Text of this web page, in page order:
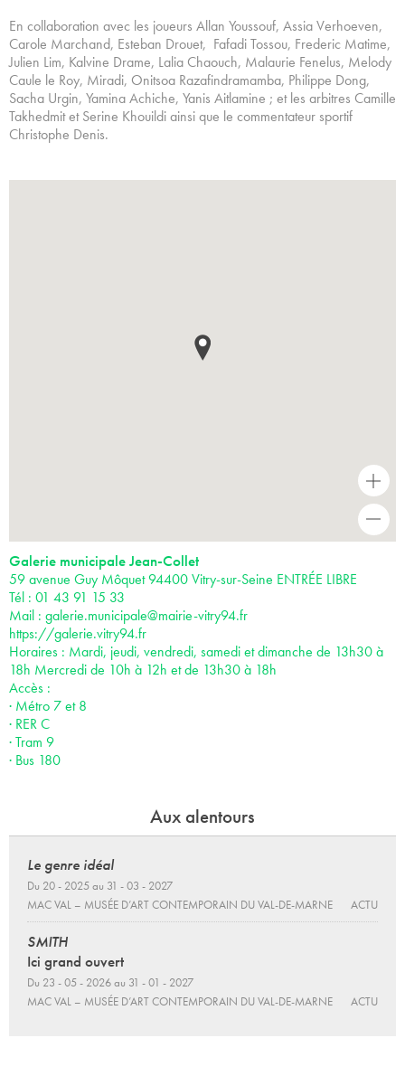
En collaboration avec les joueurs Allan Youssouf, Assia Verhoeven,
Carole Marchand, Esteban Drouet, Fafadi Tossou, Frederic Matime,
Julien Lim, Kalvine Drame, Lalia Chaouch, Malaurie Fenelus, Melody
Caule le Roy, Miradi, Onitsoa Razafindramamba, Philippe Dong,
Sacha Urgin, Yamina Achiche, Yanis Aitlamine ; et les arbitres Camille
Takhedmit et Serine Khouildi ainsi que le commentateur sportif
Christophe Denis.
+
Galerie municipale Jean-Collet
59 avenue Guy Môquet 94400 Vitry-sur-Seine ENTRÉE LIBRE
Tél : 01 43 91 15 33
Mail : galerie.municipale@mairie-vitry94.fr
https://galerie.vitry94.fr
Horaires : Mardi, jeudi, vendredi, samedi et dimanche de 13h30 à
18h Mercredi de 10h à 12h et de 13h30 à 18h
Accès :
· Métro 7 et 8
· RER C
· Tram 9
· Bus 180
Aux alentours
Le genre idéal
Du 20 - 2025 au 31 - 03 - 2027
MAC VAL – MUSÉE D’ART CONTEMPORAIN DU VAL-DE-MARNE
ACTU
SMITH
Ici grand ouvert
Du 23 - 05 - 2026 au 31 - 01 - 2027
MAC VAL – MUSÉE D’ART CONTEMPORAIN DU VAL-DE-MARNE
ACTU